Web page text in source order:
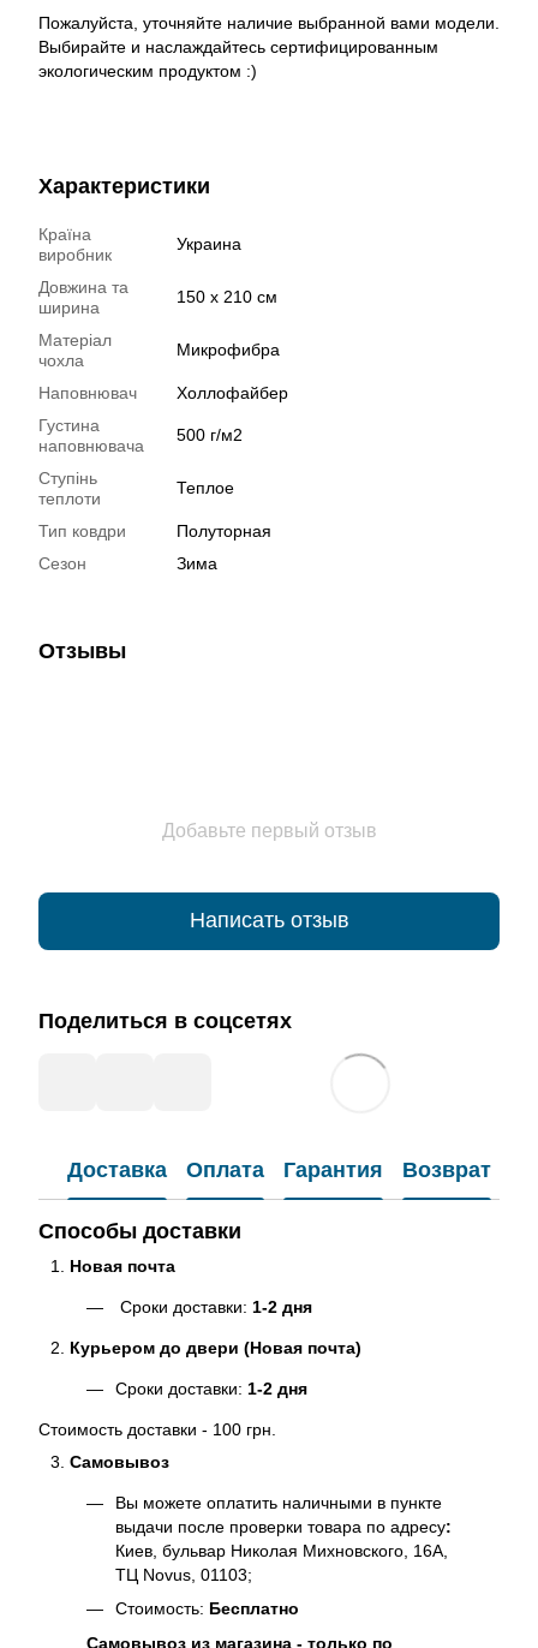
Пожалуйста, уточняйте наличие выбранной вами модели.
Выбирайте и наслаждайтесь сертифицированным
экологическим продуктом :)
Характеристики
Країна
виробник
Украина
Довжина та
ширина
150 х 210 см
Матеріал
чохла
Микрофибра
Наповнювач
Холлофайбер
Густина
наповнювача
500 г/м2
Ступінь
теплоти
Теплое
Тип ковдри
Полуторная
Сезон
Зима
Отзывы
Добавьте первый отзыв
Написать отзыв
Поделиться в соцсетях
Доставка Оплата Гарантия Возврат
Способы доставки
Новая почта
Сроки доставки: 1-2 дня
Курьером до двери (Новая почта)
Сроки доставки: 1-2 дня
Стоимость доставки - 100 грн.
Самовывоз
Вы можете оплатить наличными в пункте
выдачи после проверки товара по адресу:
Киев, бульвар Николая Михновского, 16А,
ТЦ Novus, 01103;
Стоимость: Бесплатно
Самовывоз из магазина - только по